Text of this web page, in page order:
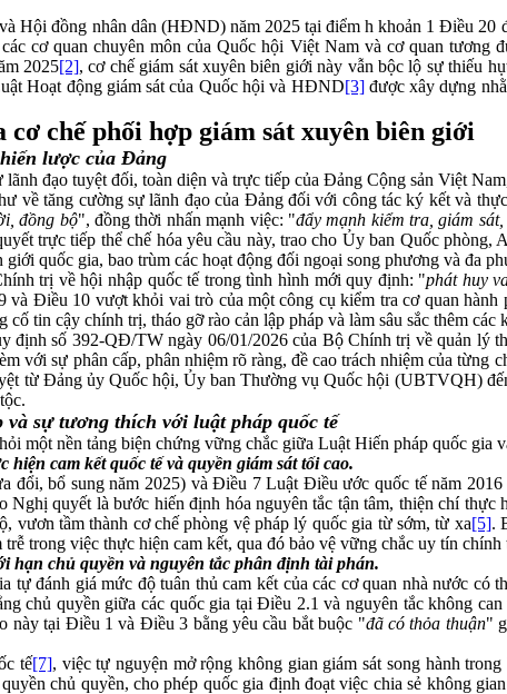
Hội đồng nhân dân (HĐND) năm 2025 tại điểm h khoản 1 Điều 20
cơ quan chuyên môn của Quốc hội Việt Nam và cơ quan tương
2025[2], cơ chế giám sát xuyên biên giới này vẫn bộc lộ sự thiếu
Hoạt động giám sát của Quốc hội và HĐND[3]được xây dựng
chế phối hợp giám sát xuyên biên giới
lược của Đảng
đạo tuyệt đối, toàn diện và trực tiếp của Đảng Cộng sản Việt
về tăng cường sự lãnh đạo của Đảng đối với công tác ký kết và
đồng bộ", đồng thời nhấn mạnh việc: "đẩy mạnh kiểm tra, giám
trực tiếp thể chế hóa yêu cầu này, trao cho Ủy ban Quốc
quốc gia, bao trùm các hoạt động đối ngoại song phương và đa
trị về hội nhập quốc tế trong tình hình mới quy định: "phát huy
và Điều 10 vượt khỏi vai trò của một công cụ kiểm tra cơ quan
tin cậy chính trị, tháo gỡ rào cản lập pháp và làm sâu sắc thêm
định số 392-QĐ/TW ngày 06/01/2026 của Bộ Chính trị về quản lý
với sự phân cấp, phân nhiệm rõ ràng, đề cao trách nhiệm của
từ Đảng ủy Quốc hội, Ủy ban Thường vụ Quốc hội (UBTVQH)
và sự tương thích với luật pháp quốc tế
một nền tảng biện chứng vững chắc giữa Luật Hiến pháp quốc gia
cam kết quốc tế và quyền giám sát tối cao.
bổ sung năm 2025) và Điều 7 Luật Điều ước quốc tế năm
quyết là bước hiến định hóa nguyên tắc tận tâm, thiện chí
vươn tầm thành cơ chế phòng vệ pháp lý quốc gia từ sớm, từ xa[5].
trong việc thực hiện cam kết, qua đó bảo vệ vững chắc uy tín
chủ quyền và nguyên tắc phân định tài phán.
đánh giá mức độ tuân thủ cam kết của các cơ quan nhà nước có
chủ quyền giữa các quốc gia tại Điều 2.1 và nguyên tắc không
này tại Điều 1 và Điều 3 bằng yêu cầu bắt buộc "đã có thỏa thuận"
tế[7], việc tự nguyện mở rộng không gian giám sát song hành
chủ quyền, cho phép quốc gia định đoạt việc chia sẻ không